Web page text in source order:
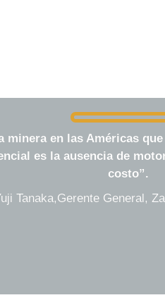
minera en las Américas
es la ausencia de
costo”.
Tanaka,Gerente General,